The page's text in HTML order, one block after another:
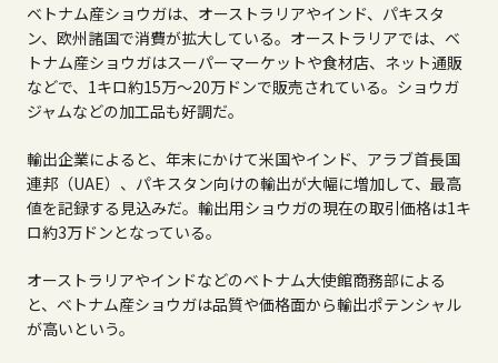
ベトナム産ショウガは、オーストラリアやインド、パキスタ
ン、欧州諸国で消費が拡大している。オーストラリアでは、ベ
トナム産ショウガはスーパーマーケットや食材店、ネット通販
などで、1キロ約15万～20万ドンで販売されている。ショウガ
ジャムなどの加工品も好調だ。
輸出企業によると、年末にかけて米国やインド、アラブ首長国
連邦（UAE）、パキスタン向けの輸出が大幅に増加して、最高
値を記録する見込みだ。輸出用ショウガの現在の取引価格は1キ
ロ約3万ドンとなっている。
オーストラリアやインドなどのベトナム大使館商務部による
と、ベトナム産ショウガは品質や価格面から輸出ポテンシャル
が高いという。